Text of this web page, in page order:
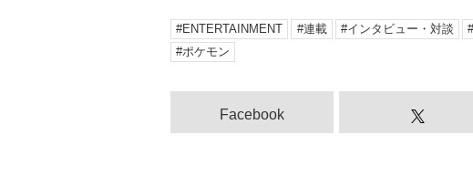
ENTERTAINMENT 連載 インタビュー・対談
ポケモン
Facebook